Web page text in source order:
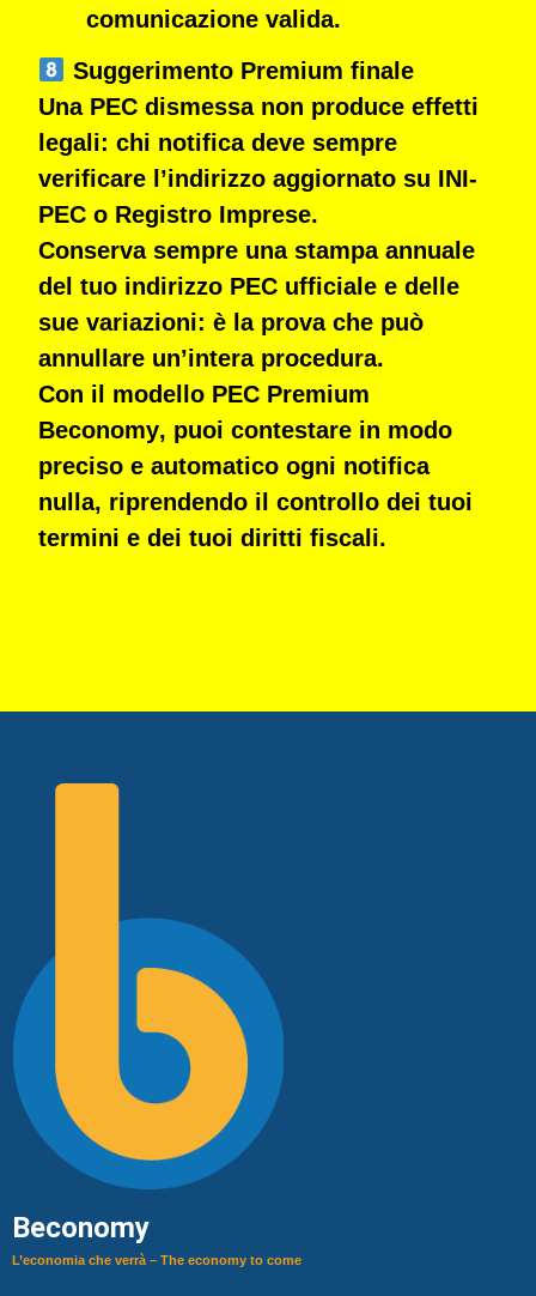
comunicazione valida.
Suggerimento Premium finale
Una PEC dismessa non produce effetti
legali: chi notifica deve sempre
verificare l’indirizzo aggiornato su INI-
PEC o Registro Imprese.
Conserva sempre una stampa annuale
del tuo indirizzo PEC ufficiale e delle
sue variazioni: è la prova che può
annullare un’intera procedura.
Con il modello PEC Premium
Beconomy, puoi contestare in modo
preciso e automatico ogni notifica
nulla, riprendendo il controllo dei tuoi
termini e dei tuoi diritti fiscali.
Beconomy
L’economia che verrà – The economy to come